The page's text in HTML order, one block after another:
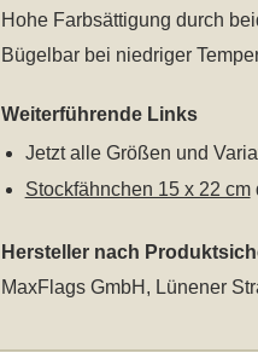
Hohe Farbsättigung durch
Bügelbar bei niedriger
Weiterführende Links
Jetzt alle Größen und
Stockfähnchen 15 x 22 cm
Hersteller nach
MaxFlags GmbH, Lünener